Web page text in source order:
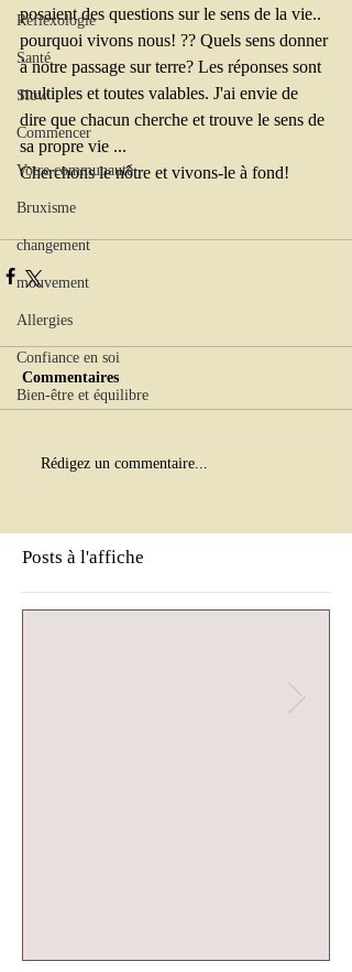
Réflexologie
Santé
Slow
Commencer
Votre communauté
Bruxisme
changement
mouvement
Allergies
Confiance en soi
Bien-être et équilibre
posaient des questions sur le sens de la vie..
pourquoi vivons nous! ?? Quels sens donner
à notre passage sur terre? Les réponses sont
multiples et toutes valables. J'ai envie de
dire que chacun cherche et trouve le sens de
sa propre vie ...
Cherchons le nôtre et vivons-le à fond!
Commentaires
Rédigez un commentaire...
Posts à l'affiche